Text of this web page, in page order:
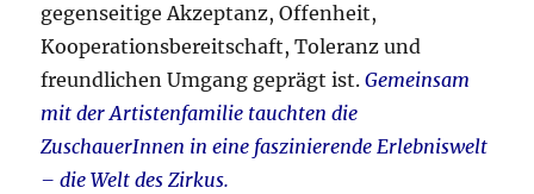
gegenseitige Akzeptanz, Offenheit,
Kooperationsbereitschaft, Toleranz und
freundlichen Umgang geprägt ist.Gemeinsam
mit der Artistenfamilie tauchten die
ZuschauerInnen in eine faszinierende Erlebniswelt
– die Welt des Zirkus.